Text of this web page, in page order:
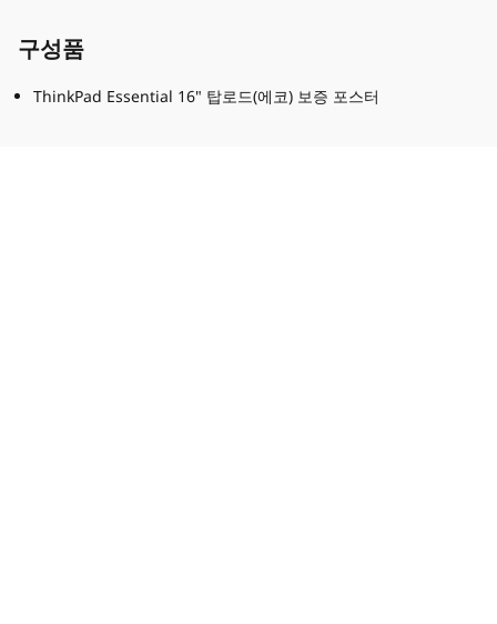
구성품
ThinkPad Essential 16" 탑로드(에코) 보증 포스터